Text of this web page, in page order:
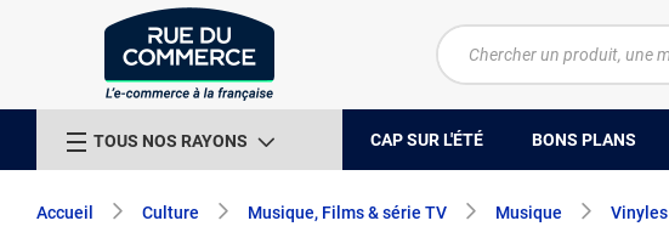
TOUS NOS RAYONS CAP SUR L'ÉTÉ BONS PLANS
Accueil Culture Musique, Films & série TV Musique Vinyles